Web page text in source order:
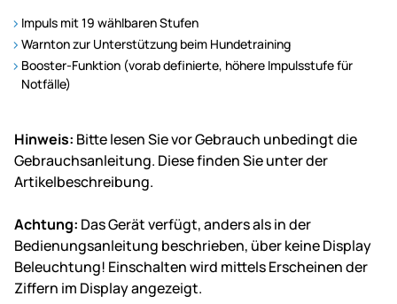
Impuls mit 19 wählbaren Stufen
Warnton zur Unterstützung beim Hundetraining
Booster-Funktion (vorab definierte, höhere Impulsstufe für
Notfälle)
Hinweis: Bitte lesen Sie vor Gebrauch unbedingt die
Gebrauchsanleitung. Diese finden Sie unter der
Artikelbeschreibung.
Achtung: Das Gerät verfügt, anders als in der
Bedienungsanleitung beschrieben, überkeine Display
Beleuchtung! Einschalten wird mittels Erscheinen der
Ziffern im Display angezeigt.